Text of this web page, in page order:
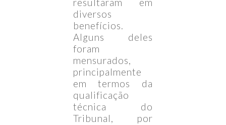
resultaram em
diversos
benefícios.
Alguns deles
foram
mensurados,
principalmente
em termos da
qualificação
técnica do
Tribunal, por